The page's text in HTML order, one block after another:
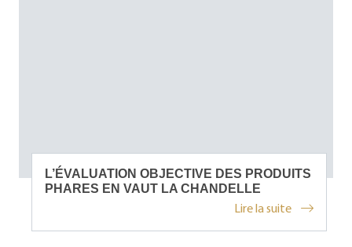
L’ÉVALUATION OBJECTIVE DES PRODUITS
PHARES EN VAUT LA CHANDELLE
Lire la suite